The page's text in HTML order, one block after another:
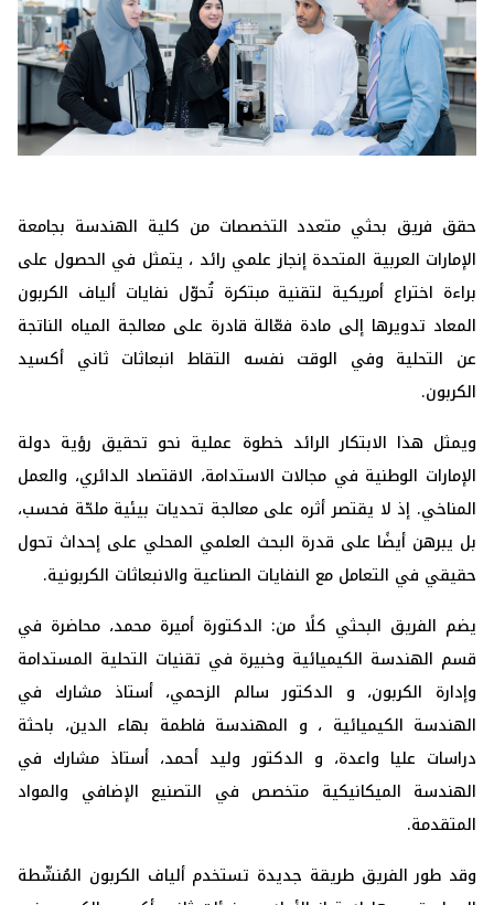
حقق فريق بحثي متعدد التخصصات من كلية الهندسة بجامعة
الإمارات العربية المتحدة إنجاز علمي رائد ، يتمثل في الحصول على
براءة اختراع أمريكية لتقنية مبتكرة تُحوّل نفايات ألياف الكربون
المعاد تدويرها إلى مادة فعّالة قادرة على معالجة المياه الناتجة
عن التحلية وفي الوقت نفسه التقاط انبعاثات ثاني أكسيد
الكربون.
ويمثل هذا الابتكار الرائد خطوة عملية نحو تحقيق رؤية دولة
الإمارات الوطنية في مجالات الاستدامة، الاقتصاد الدائري، والعمل
المناخي. إذ لا يقتصر أثره على معالجة تحديات بيئية ملحّة فحسب،
بل يبرهن أيضًا على قدرة البحث العلمي المحلي على إحداث تحول
حقيقي في التعامل مع النفايات الصناعية والانبعاثات الكربونية.
يضم الفريق البحثي كلًا من: الدكتورة أميرة محمد، محاضرة في
قسم الهندسة الكيميائية وخبيرة في تقنيات التحلية المستدامة
وإدارة الكربون، و الدكتور سالم الزحمي، أستاذ مشارك في
الهندسة الكيميائية ، و المهندسة فاطمة بهاء الدين، باحثة
دراسات عليا واعدة، و الدكتور وليد أحمد، أستاذ مشارك في
الهندسة الميكانيكية متخصص في التصنيع الإضافي والمواد
المتقدمة.
وقد طور الفريق طريقة جديدة تستخدم ألياف الكربون المُنشّطة